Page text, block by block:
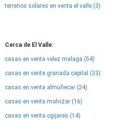
terrenos solares en venta el valle (3)
Cerca de El Valle:
casas en venta velez malaga (54)
casas en venta granada capital (33)
casas en venta almuñecar (24)
casas en venta molvizar (16)
casas en venta ogijares (14)